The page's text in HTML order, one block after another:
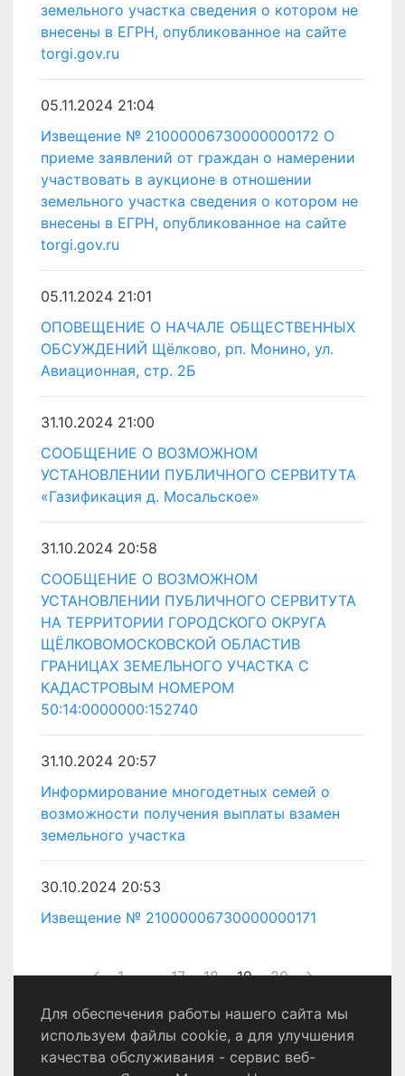
земельного участка сведения о котором не
внесены в ЕГРН, опубликованное на сайте
torgi.gov.ru
05.11.2024 21:04
Извещение № 21000006730000000172 О
приеме заявлений от граждан о намерении
участвовать в аукционе в отношении
земельного участка сведения о котором не
внесены в ЕГРН, опубликованное на сайте
torgi.gov.ru
05.11.2024 21:01
ОПОВЕЩЕНИЕ О НАЧАЛЕ ОБЩЕСТВЕННЫХ
ОБСУЖДЕНИЙ Щёлково, рп. Монино, ул.
Авиационная, стр. 2Б
31.10.2024 21:00
СООБЩЕНИЕ О ВОЗМОЖНОМ
УСТАНОВЛЕНИИ ПУБЛИЧНОГО СЕРВИТУТА
«Газификация д. Мосальское»
31.10.2024 20:58
СООБЩЕНИЕ О ВОЗМОЖНОМ
УСТАНОВЛЕНИИ ПУБЛИЧНОГО СЕРВИТУТА
НА ТЕРРИТОРИИ ГОРОДСКОГО ОКРУГА
ЩЁЛКОВОМОСКОВСКОЙ ОБЛАСТИВ
ГРАНИЦАХ ЗЕМЕЛЬНОГО УЧАСТКА С
КАДАСТРОВЫМ НОМЕРОМ
50:14:0000000:152740
31.10.2024 20:57
Информирование многодетных семей о
возможности получения выплаты взамен
земельного участка
30.10.2024 20:53
Извещение № 21000006730000000171
1 ... 17 18 19 20
Политика конфиденциальности
Для обеспечения работы нашего сайта мы
используем файлы cookie, а для улучшения
качества обслуживания - сервис веб-